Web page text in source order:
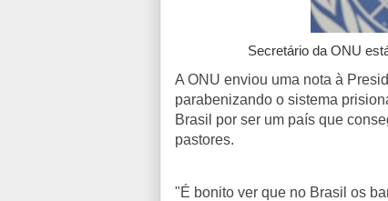
Secretário da ONU
A ONU enviou uma nota à
parabenizando o sistema
Brasil por ser um país que
pastores.
"É bonito ver que no Brasil os